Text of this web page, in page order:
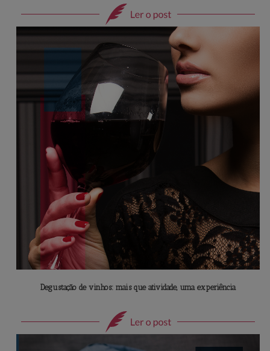
Degustação de vinhos: mais que atividade, uma experiência